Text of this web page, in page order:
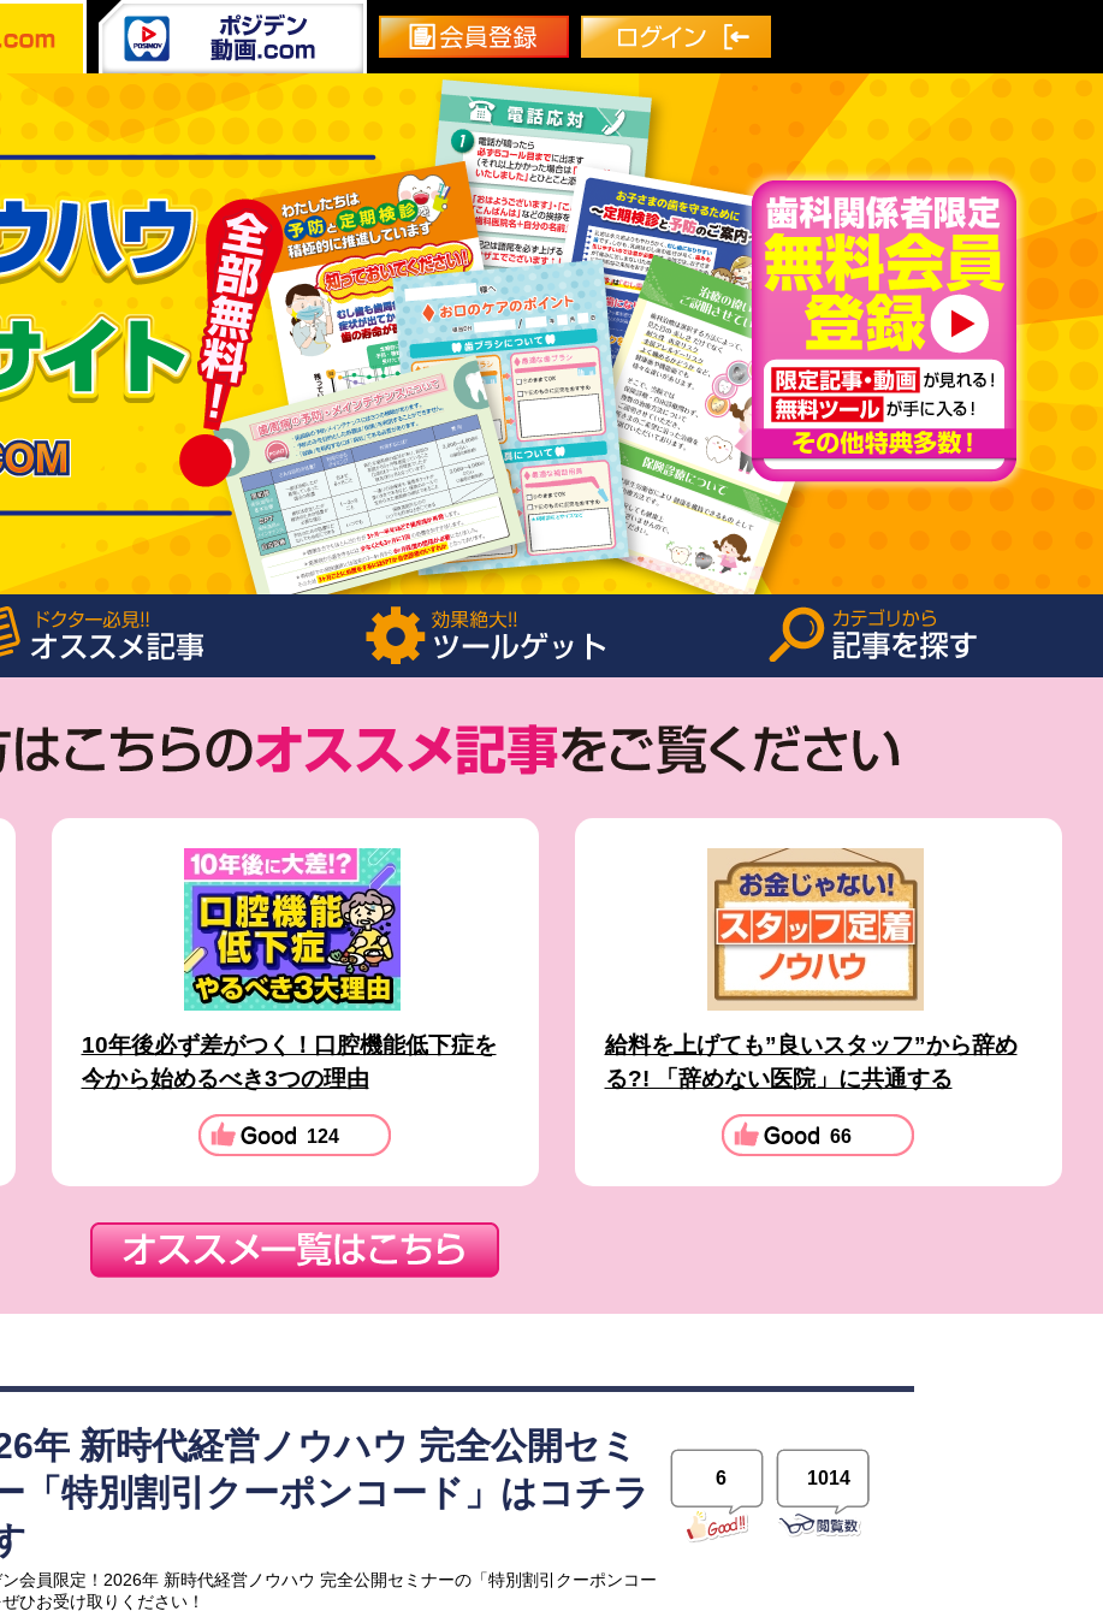
10年後必ず差がつく！口腔機能低下症を
今から始めるべき3つの理由
124
給料を上げても”良いスタッフ”から辞め
る?! 「辞めない医院」に共通する
66
年 新時代経営ノウハウ 完全公開セミ
「特別割引クーポンコード」はコチラ
会員限定！2026年 新時代経営ノウハウ 完全公開セミナーの「特別割引クーポンコー
ぜひお受け取りください！
1014
6